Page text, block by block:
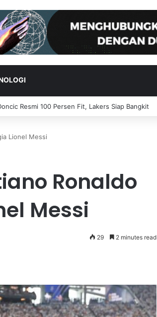
Ratusan Karyawan di Amerika
Lionel Messi
Ronaldo
Messi
29 2 minutes read